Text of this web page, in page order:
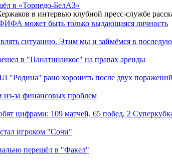
в интервью клубной пресс-службе
в «Торпедо-БелАЗ»
ФИФА может быть только выдающаяся личность
ситуацию. Этим мы и займёмся в
в "Панатинаикос" на правах аренды
"Родина" рано хоронить после двух поражений
из-за финансовых проблем
цифрами: 109 матчей, 65 побед, 2
игроком "Сочи"
перешёл в "Факел"